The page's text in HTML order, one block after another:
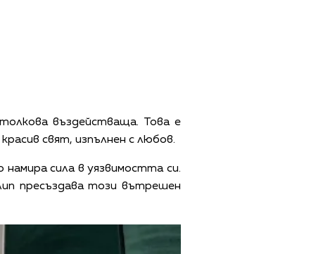
въздействаща. Това е
свят, изпълнен с любов.
сила в уязвимостта си.
пресъздава този вътрешен